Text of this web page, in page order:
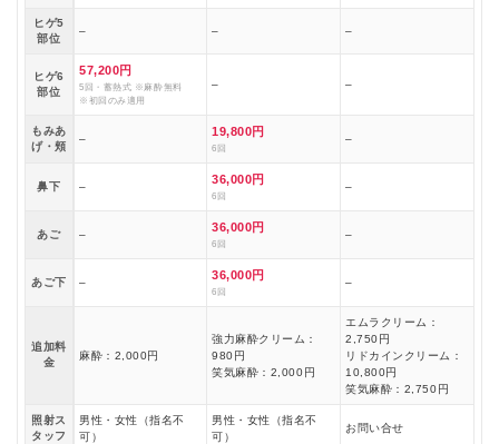
ヒゲ5
部位
– – –
ヒゲ6
部位
57,200円
5回・蓄熱式 ※麻酔無料
※初回のみ適用
– –
もみあ
げ・頬
–
19,800円
6回
–
鼻下 –
36,000円
6回
–
あご –
36,000円
6回
–
あご下 –
36,000円
6回
–
追加料
金
麻酔：2,000円
強力麻酔クリーム：
980円
笑気麻酔：2,000円
エムラクリーム：
2,750円
リドカインクリーム：
10,800円
笑気麻酔：2,750円
照射ス
タッフ
男性・女性（指名不
可）
男性・女性（指名不
可）
お問い合せ